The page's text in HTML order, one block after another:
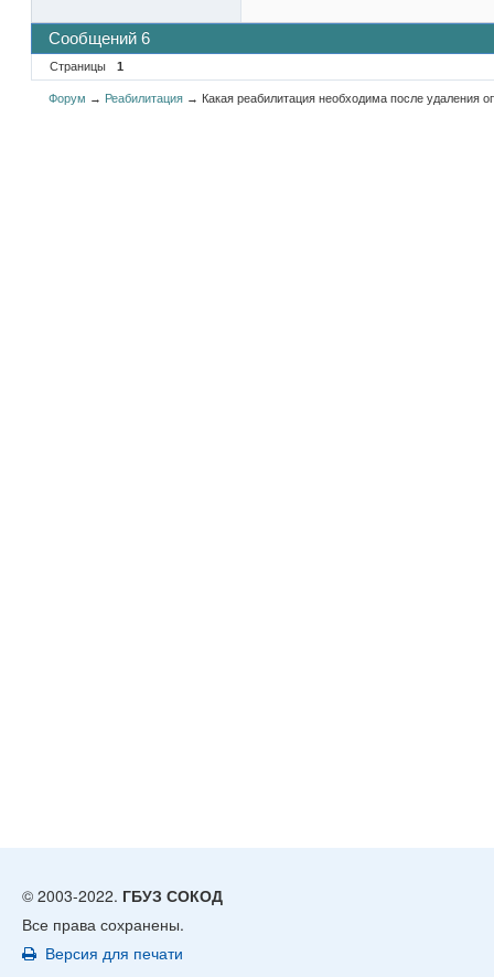
Сообщений 6
Страницы 1
Форум → Реабилитация → Какая реабилитация необходима после удаления
© 2003-2022. ГБУЗ СОКОД
Все права сохранены.
Версия для печати